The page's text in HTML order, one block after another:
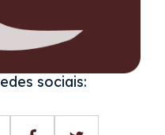
sociais: